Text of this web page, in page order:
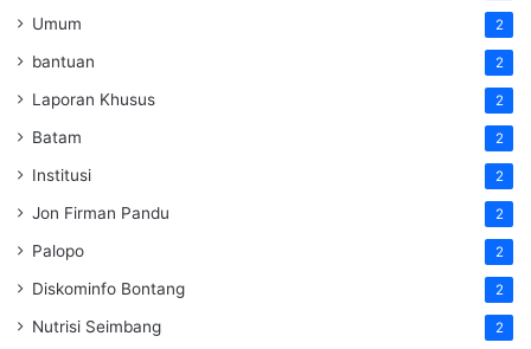
Umum 2
bantuan 2
Laporan Khusus 2
Batam 2
Institusi 2
Jon Firman Pandu 2
Palopo 2
Diskominfo Bontang 2
Nutrisi Seimbang 2